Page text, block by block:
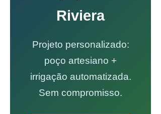
Riviera
Projeto personalizado:
poço artesiano +
irrigação automatizada.
Sem compromisso.